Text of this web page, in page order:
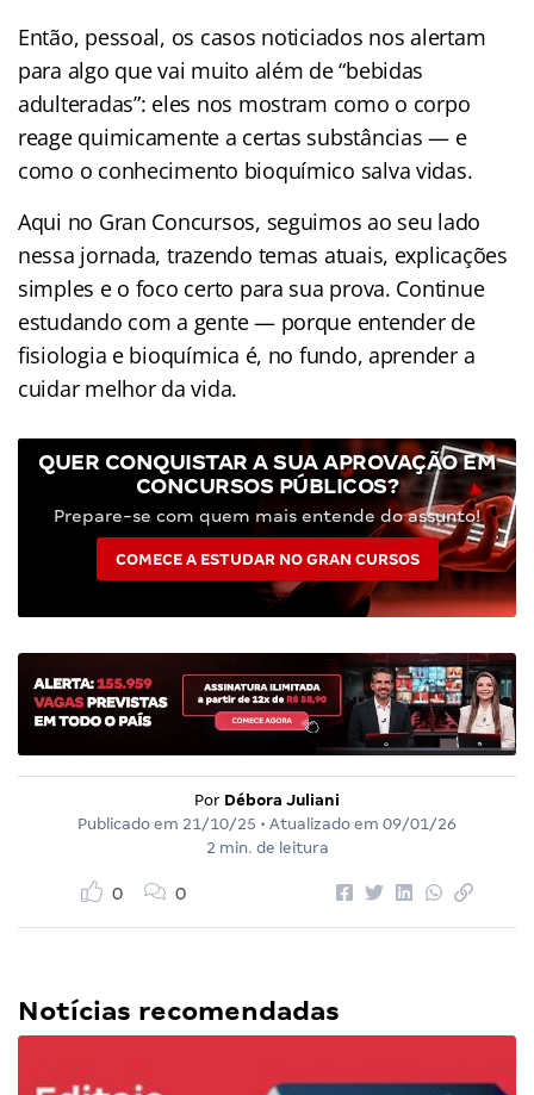
Então, pessoal, os casos noticiados nos alertam
para algo que vai muito além de “bebidas
adulteradas”: eles nos mostram como o corpo
reage quimicamente a certas substâncias — e
como o conhecimento bioquímico salva vidas.
Aqui no Gran Concursos, seguimos ao seu lado
nessa jornada, trazendo temas atuais, explicações
simples e o foco certo para sua prova. Continue
estudando com a gente — porque entender de
fisiologia e bioquímica é, no fundo, aprender a
cuidar melhor da vida.
QUER CONQUISTAR A SUA APROVAÇÃO EM
CONCURSOS PÚBLICOS?
Prepare-se com quem mais entende do assunto!
COMECE A ESTUDAR NO GRAN CURSOS
Por Débora Juliani
Publicado em 21/10/25 • Atualizado em 09/01/26
2 min. de leitura
0 0
Notícias recomendadas